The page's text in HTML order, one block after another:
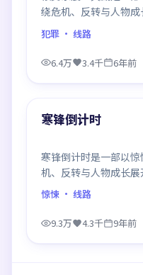
绕危机、反转与人物
推荐观看。
犯罪 · 线路
6.4万 3.4千 6年前
最新
寒锋倒计时
寒锋倒计时是一部以
机、反转与人物成长
观看。
惊悚 · 线路
9.3万 4.3千 9年前